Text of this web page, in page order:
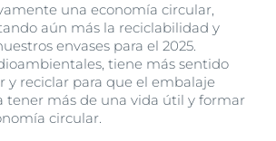
una economía circular,
aún más la reciclabilidad y
envases para el 2025.
tiene más sentido
y reciclar para que el embalaje
tener más de una vida útil y formar
circular.